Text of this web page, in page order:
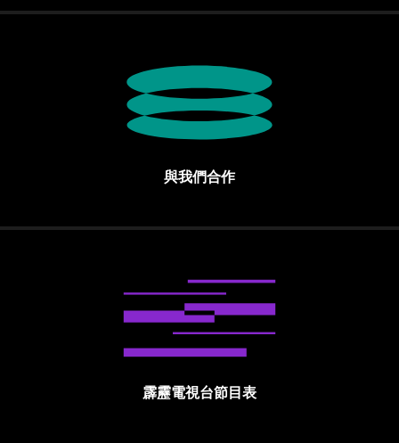
與我們合作
霹靂電視台節目表